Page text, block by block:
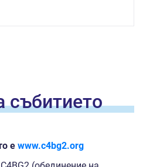
събитието
е www.c4bg2.org